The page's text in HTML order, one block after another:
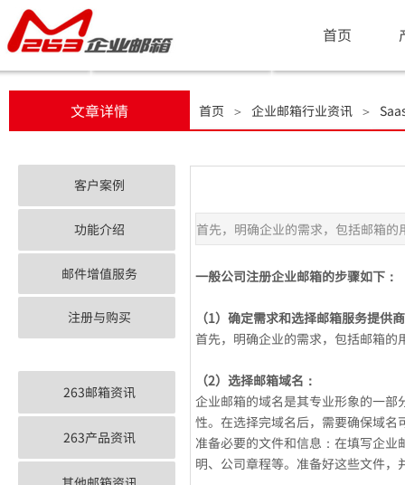
首页
文章详情 首页 ＞ 企业邮箱行业资讯 ＞
客户案例
功能介绍
邮件增值服务
注册与购买
首先，明确企业的需求，包括邮箱
一般公司注册企业邮箱的步骤如下：
（1）确定需求和选择邮箱服务提供
首先，明确企业的需求，包括邮箱
（2）选择邮箱域名：
企业邮箱的域名是其专业形象的一
性。在选择完域名后，需要确保域名
准备必要的文件和信息：在填写企
明、公司章程等。准备好这些文件
263邮箱资讯
263产品资讯